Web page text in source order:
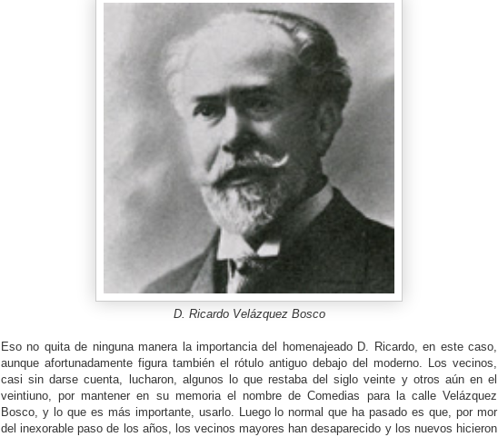
D. Ricardo Velázquez Bosco
Eso no quita de ninguna manera la importancia del homenajeado D. Ricardo, en este caso,
aunque afortunadamente figura también el rótulo antiguo debajo del moderno. Los vecinos,
casi sin darse cuenta, lucharon, algunos lo que restaba del siglo veinte y otros aún en el
veintiuno, por mantener en su memoria el nombre de Comedias para la calle Velázquez
Bosco, y lo que es más importante, usarlo. Luego lo normal que ha pasado es que, por mor
del inexorable paso de los años, los vecinos mayores han desaparecido y los nuevos hicieron